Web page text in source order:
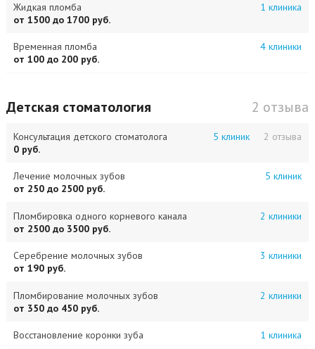
Жидкая пломба
1 клиника
от 1500 до 1700 руб.
Временная пломба
4 клиники
от 100 до 200 руб.
Детская стоматология 2 отзыва
Консультация детского стоматолога 2 отзыва
5 клиник
0 руб.
Лечение молочных зубов
5 клиник
от 250 до 2500 руб.
Пломбировка одного корневого канала
2 клиники
от 2500 до 3500 руб.
Серебрение молочных зубов
3 клиники
от 190 руб.
Пломбирование молочных зубов
2 клиники
от 350 до 450 руб.
Восстановление коронки зуба 1 клиника